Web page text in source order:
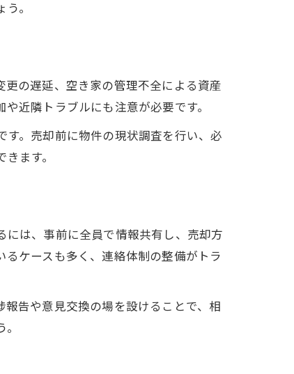
。
の遅延、空き家の管理不全による資産
近隣トラブルにも注意が必要です。
。売却前に物件の現状調査を行い、必
ます。
は、事前に全員で情報共有し、売却方
ケースも多く、連絡体制の整備がトラ
告や意見交換の場を設けることで、相